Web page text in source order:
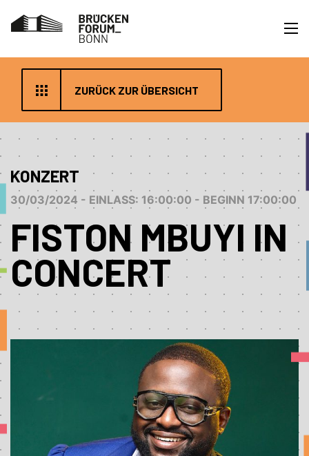
ZURÜCK ZUR ÜBERSICHT
KONZERT
30/03/2024 - EINLASS: 16:00:00 - BEGINN 17:00:00
FISTON MBUYI IN
CONCERT